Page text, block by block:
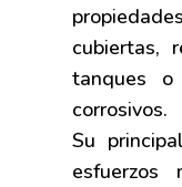
cubiertas,
tanques o
corrosivos.
Su
esfuerzos